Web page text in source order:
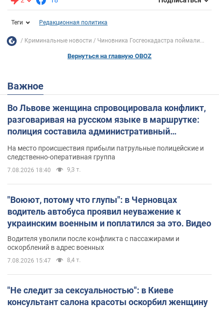
Теги Редакционная политика
Криминальные новости Чиновника Госгеокадастра поймали...
Вернуться на главную OBOZ
Важное
Во Львове женщина спровоцировала конфликт,
разговаривая на русском языке в маршрутке:
полиция составила административный
На место происшествия прибыли патрульные полицейские и
следственно-оперативная группа
7.08.2026 18:40 9,3 т.
"Воюют, потому что глупы": в Черновцах
водитель автобуса проявил неуважение к
украинским военным и поплатился за это. Видео
Водителя уволили после конфликта с пассажирами и
оскорблений в адрес военных
7.08.2026 15:47 8,4 т.
"Не следит за сексуальностью": в Киеве
консультант салона красоты оскорбил женщину